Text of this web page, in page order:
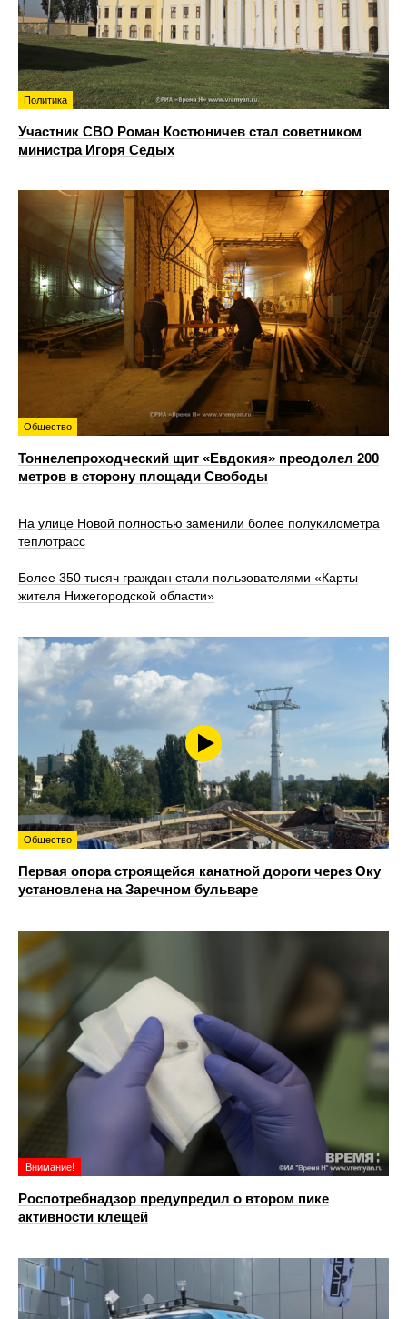
Политика
Участник СВО Роман Костюничев стал советником
министра Игоря Седых
Общество
Тоннелепроходческий щит «Евдокия» преодолел 200
метров в сторону площади Свободы
На улице Новой полностью заменили более полукилометра
теплотрасс
Более 350 тысяч граждан стали пользователями «Карты
жителя Нижегородской области»
Общество
Первая опора строящейся канатной дороги через Оку
установлена на Заречном бульваре
Внимание!
Роспотребнадзор предупредил о втором пике
активности клещей